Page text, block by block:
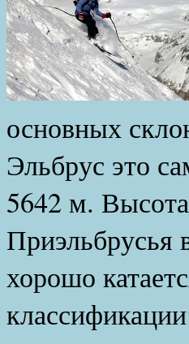
основных
Эльбрус это
5642 м.
Приэльбрусья
хорошо